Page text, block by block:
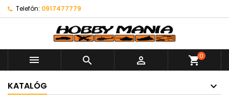
Telefón: 0917477779
   shopping_cart0
KATALÓG